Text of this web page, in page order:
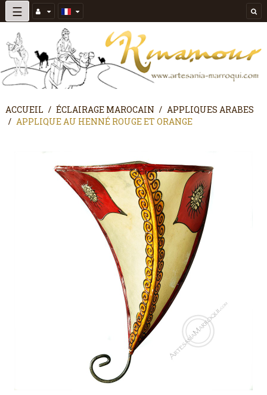
Basculer
la
navigation
☰
ACCUEIL ÉCLAIRAGE MAROCAIN
APPLIQUES ARABES
APPLIQUE AU HENNÉ ROUGE ET ORANGE